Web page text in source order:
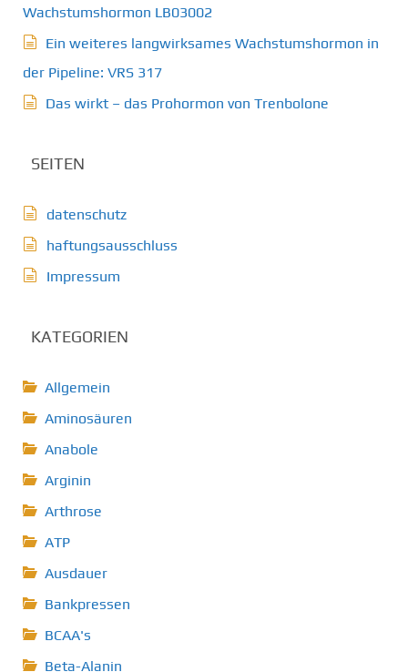
Wachstumshormon LB03002
Ein weiteres langwirksames Wachstumshormon in
der Pipeline: VRS 317
Das wirkt – das Prohormon von Trenbolone
SEITEN
datenschutz
haftungsausschluss
Impressum
KATEGORIEN
Allgemein
Aminosäuren
Anabole
Arginin
Arthrose
ATP
Ausdauer
Bankpressen
BCAA's
Beta-Alanin